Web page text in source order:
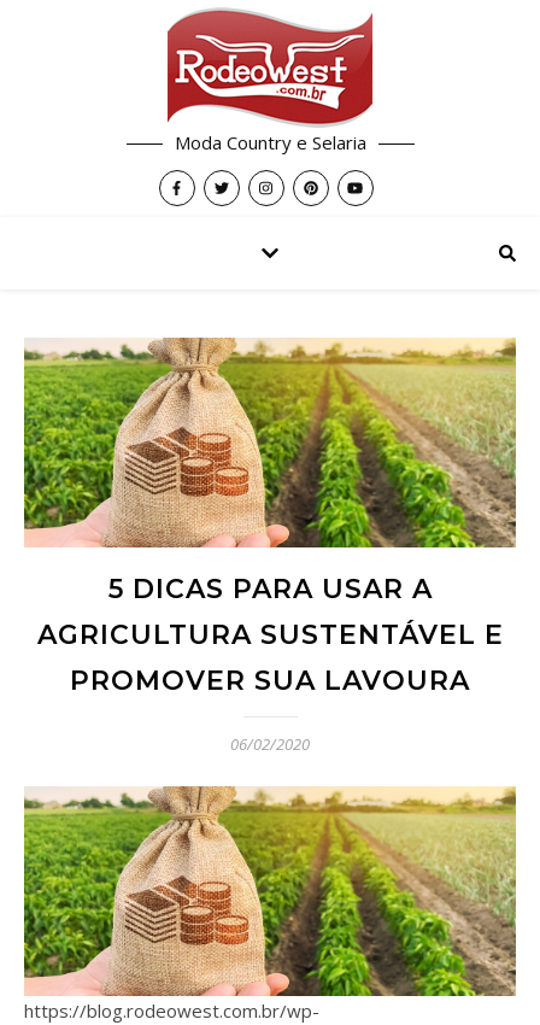
Moda Country e Selaria
5 DICAS PARA USAR A
AGRICULTURA SUSTENTÁVEL E
PROMOVER SUA LAVOURA
06/02/2020
https://blog.rodeowest.com.br/wp-